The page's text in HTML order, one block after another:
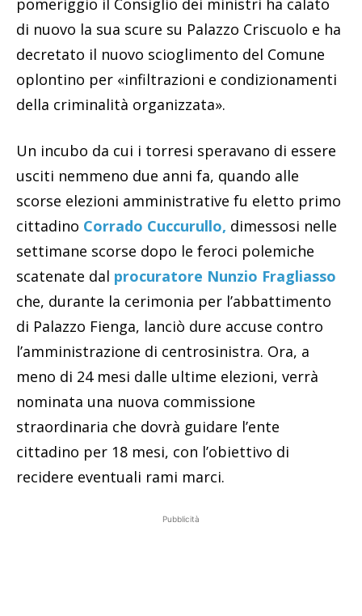
pomeriggio il Consiglio dei ministri ha calato
di nuovo la sua scure su Palazzo Criscuolo e ha
decretato il nuovo scioglimento del Comune
oplontino per «infiltrazioni e condizionamenti
della criminalità organizzata».
Un incubo da cui i torresi speravano di essere
usciti nemmeno due anni fa, quando alle
scorse elezioni amministrative fu eletto primo
cittadino Corrado Cuccurullo, dimessosi nelle
settimane scorse dopo le feroci polemiche
scatenate dal procuratore Nunzio Fragliasso
che, durante la cerimonia per l’abbattimento
di Palazzo Fienga, lanciò dure accuse contro
l’amministrazione di centrosinistra. Ora, a
meno di 24 mesi dalle ultime elezioni, verrà
nominata una nuova commissione
straordinaria che dovrà guidare l’ente
cittadino per 18 mesi, con l’obiettivo di
recidere eventuali rami marci.
Pubblicità